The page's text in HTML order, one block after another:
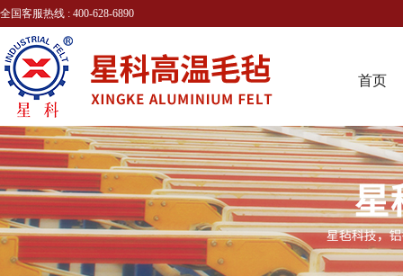
全国客服热线 : 400-628-6890
首页